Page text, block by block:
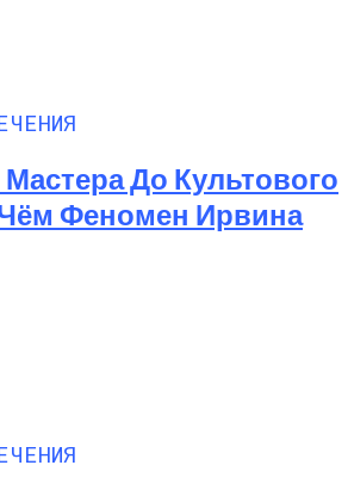
До Культового
Феномен Ирвина